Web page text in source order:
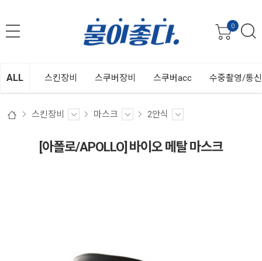
0
ALL 스킨장비 스쿠버장비 스쿠버acc 수중촬영/통
스킨장비 마스크 2안식
[아폴로/APOLLO] 바이오 메탈 마스크